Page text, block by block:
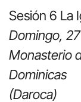
Sesión 6 La
Domingo,
Monasterio
Dominicas
(Daroca)